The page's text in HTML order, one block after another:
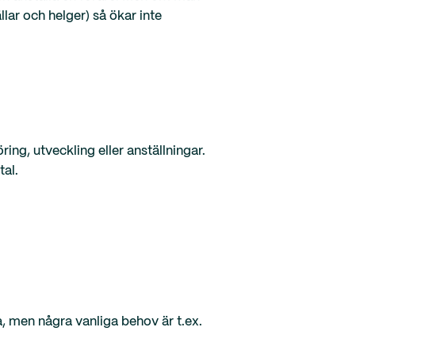
och helger) så ökar inte
utveckling eller anställningar.
men några vanliga behov är t.ex.